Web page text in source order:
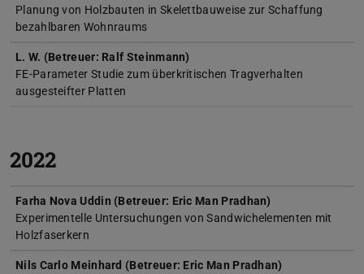
Planung von Holzbauten in Skelettbauweise zur Schaffung
bezahlbaren Wohnraums
L. W. (Betreuer: Ralf Steinmann)
FE-Parameter Studie zum überkritischen Tragverhalten
ausgesteifter Platten
2022
Farha Nova Uddin (Betreuer: Eric Man Pradhan)
Experimentelle Untersuchungen von Sandwichelementen mit
Holzfaserkern
Nils Carlo Meinhard (Betreuer: Eric Man Pradhan)